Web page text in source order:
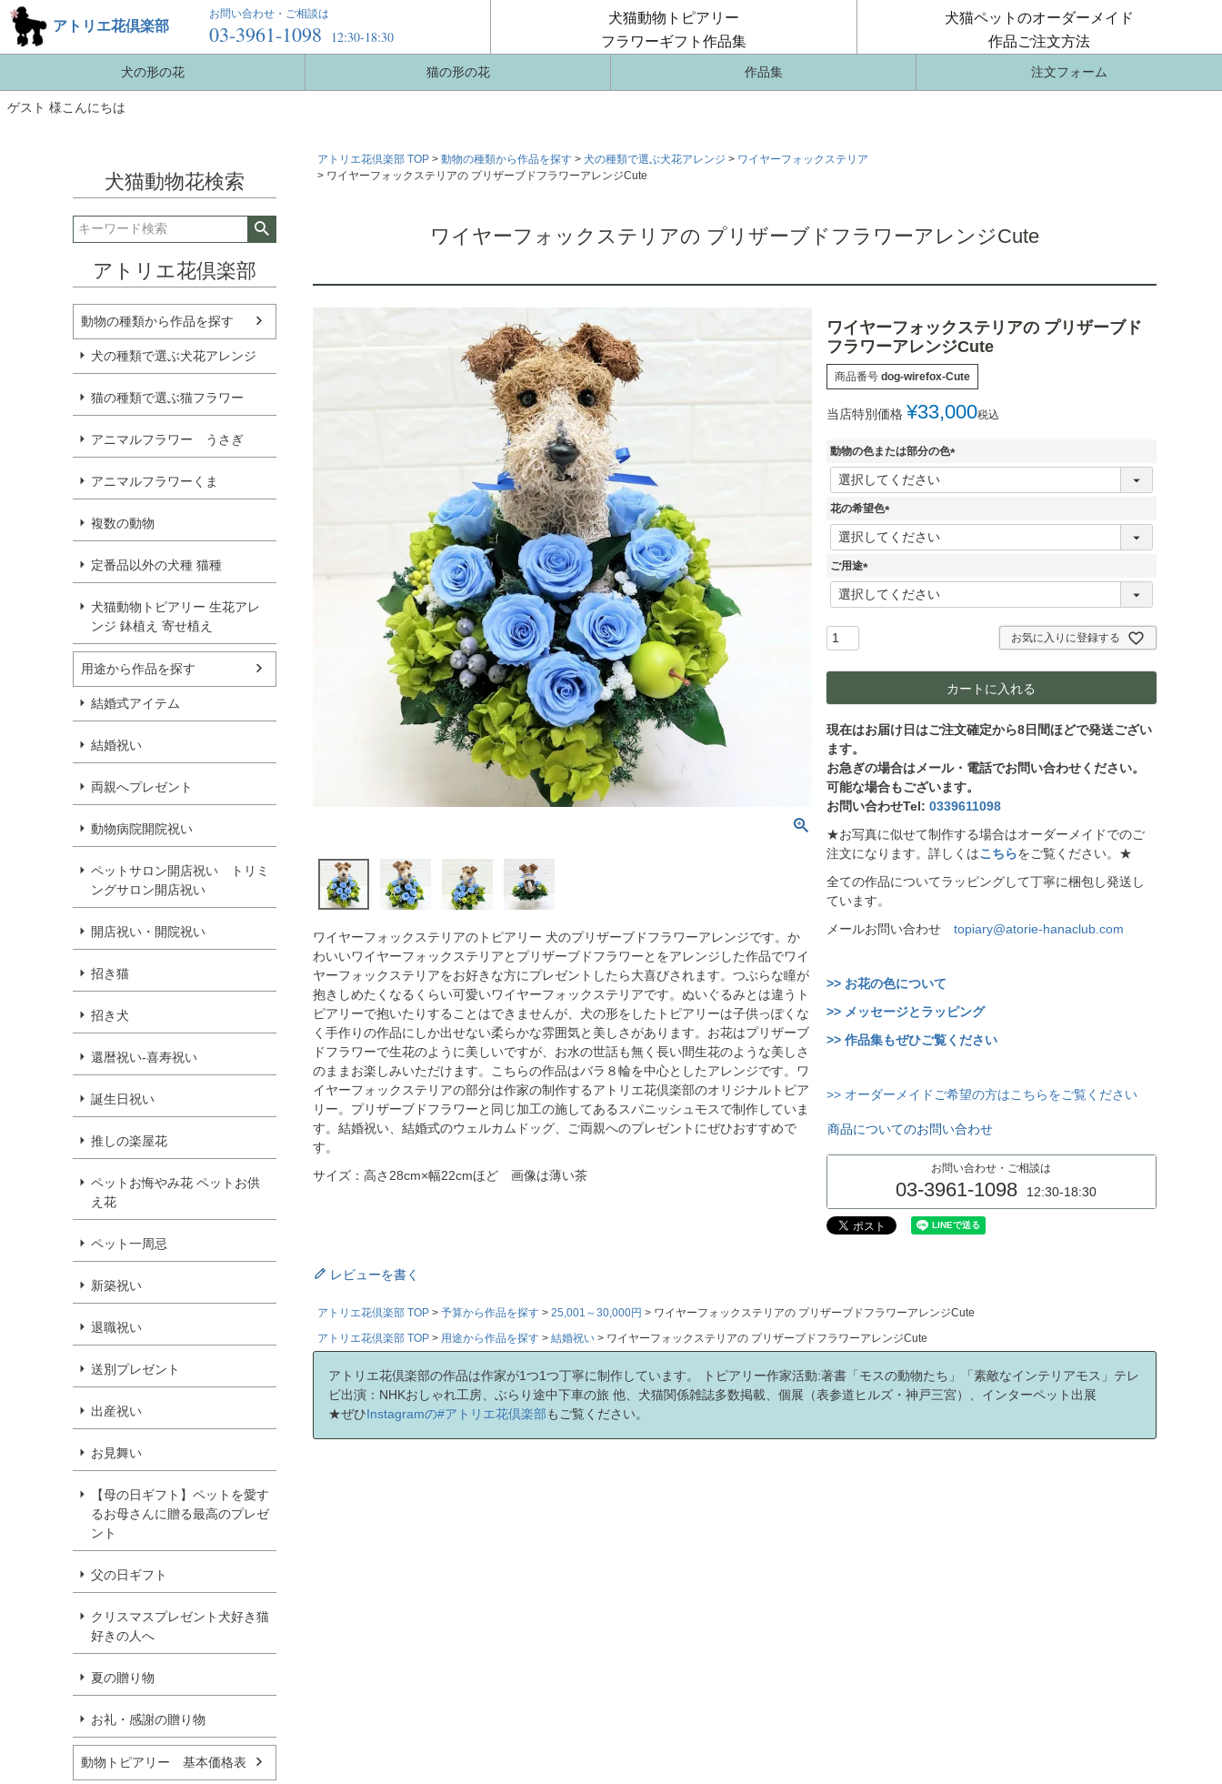
犬の形の花 猫の形の花 作品集 注文フォーム
アトリエ花倶楽部
お問い合わせ・ご相談は
03-3961-1098 12:30-18:30
犬猫ペットのオーダーメイド
作品ご注文方法
犬猫動物トピアリー
フラワーギフト作品集
ゲスト 様こんにちは
犬猫動物花検索
アトリエ花倶楽部
動物の種類から作品を探す
犬の種類で選ぶ犬花アレンジ
猫の種類で選ぶ猫フラワー
アニマルフラワー うさぎ
アニマルフラワーくま
複数の動物
定番品以外の犬種 猫種
犬猫動物トピアリー 生花アレ
ンジ 鉢植え 寄せ植え
用途から作品を探す
結婚式アイテム
結婚祝い
両親へプレゼント
動物病院開院祝い
ペットサロン開店祝い トリミ
ングサロン開店祝い
開店祝い・開院祝い
招き猫
招き犬
還暦祝い-喜寿祝い
誕生日祝い
推しの楽屋花
ペットお悔やみ花 ペットお供
え花
ペット一周忌
新築祝い
退職祝い
送別プレゼント
出産祝い
お見舞い
【母の日ギフト】ペットを愛す
るお母さんに贈る最高のプレゼ
ント
父の日ギフト
クリスマスプレゼント犬好き猫
好きの人へ
夏の贈り物
お礼・感謝の贈り物
動物トピアリー 基本価格表
アトリエ花倶楽部 TOP 動物の種類から作品を探す 犬の種類で選ぶ犬花アレンジ
ワイヤーフォックステリア
ワイヤーフォックステリアの プリザーブドフラワーアレンジCute
ワイヤーフォックステリアの プリザーブドフラワーアレンジCute
ワイヤーフォックステリアのトピアリー 犬のプリザーブドフラワーアレンジです。か
わいいワイヤーフォックステリアとプリザーブドフラワーとをアレンジした作品でワイ
ヤーフォックステリアをお好きな方にプレゼントしたら大喜びされます。つぶらな瞳が
抱きしめたくなるくらい可愛いワイヤーフォックステリアです。ぬいぐるみとは違うト
ピアリーで抱いたりすることはできませんが、犬の形をしたトピアリーは子供っぽくな
く手作りの作品にしか出せない柔らかな雰囲気と美しさがあります。お花はプリザーブ
ドフラワーで生花のように美しいですが、お水の世話も無く長い間生花のような美しさ
のままお楽しみいただけます。こちらの作品はバラ８輪を中心としたアレンジです。ワ
イヤーフォックステリアの部分は作家の制作するアトリエ花倶楽部のオリジナルトピア
リー。プリザーブドフラワーと同じ加工の施してあるスパニッシュモスで制作していま
す。結婚祝い、結婚式のウェルカムドッグ、ご両親へのプレゼントにぜひおすすめで
す。
サイズ：高さ28cm×幅22cmほど 画像は薄い茶
ワイヤーフォックステリアの プリザーブド
フラワーアレンジCute
商品番号 dog-wirefox-Cute
当店特別価格 ¥33,000税込
動物の色または部分の色
(
花の希望色
(
必
ご用途
(
必
お気に入りに登録する
カートに入れる
現在はお届け日はご注文確定から8日間ほどで発送ござい
ます。
お急ぎの場合はメール・電話でお問い合わせください。
可能な場合もございます。
お問い合わせTel: 0339611098
★お写真に似せて制作する場合はオーダーメイドでのご
注文になります。詳しくはこちらをご覧ください。★
全ての作品についてラッピングして丁寧に梱包し発送し
ています。
メールお問い合わせ topiary@atorie-hanaclub.com
>> お花の色について
>> メッセージとラッピング
>> 作品集もぜひご覧ください
>> オーダーメイドご希望の方はこちらをご覧ください
商品についてのお問い合わせ
お問い合わせ・ご相談は
03-3961-1098 12:30-18:30
レビューを書く
アトリエ花倶楽部 TOP 予算から作品を探す 25,001～30,000円
ワイヤーフォックステリアの プリザーブドフラワーアレンジCute
アトリエ花倶楽部 TOP
用途から作品を探す 結婚祝い ワイヤーフォックステリアの プリザーブドフラワーアレンジCute
アトリエ花倶楽部の作品は作家が1つ1つ丁寧に制作しています。 トピアリー作家活動:著書「モスの動物たち」「素敵なインテリアモス」テレ
ビ出演：NHKおしゃれ工房、ぶらり途中下車の旅 他、犬猫関係雑誌多数掲載、個展（表参道ヒルズ・神戸三宮）、インターペット出展
★ぜひInstagramの#アトリエ花倶楽部もご覧ください。